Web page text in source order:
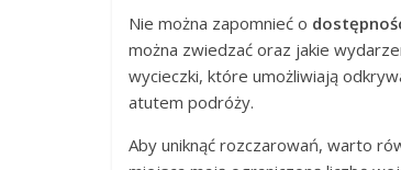
Nie można zapomnieć o
można zwiedzać oraz jakie
wycieczki, które umożliwiają
atutem podróży.
Aby uniknąć rozczarowań, warto